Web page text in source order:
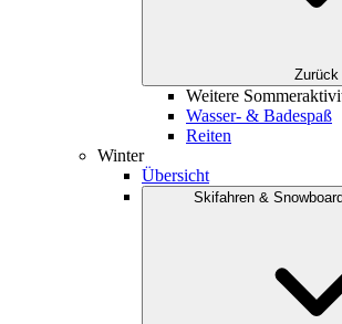
Zurück
Weitere
Wasser- & Badespaß
Reiten
Winter
Übersicht
Skifahren &